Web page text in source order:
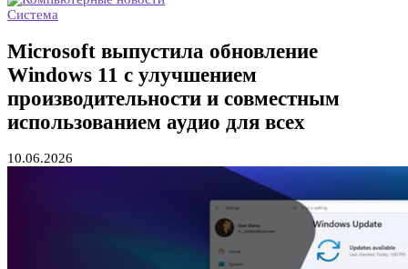
Система
Microsoft выпустила обновление
Windows 11 с улучшением
производительности и совместным
использованием аудио для всех
10.06.2026